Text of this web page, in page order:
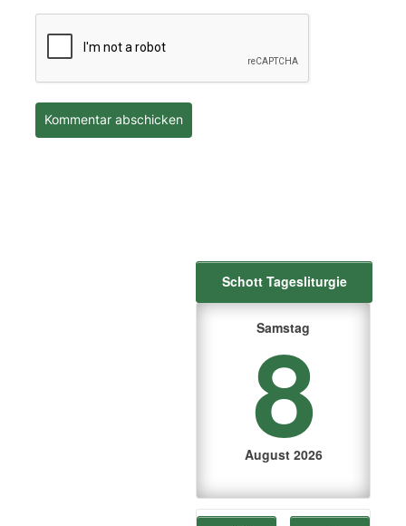
Schott Tagesliturgie
Samstag
8
August 2026